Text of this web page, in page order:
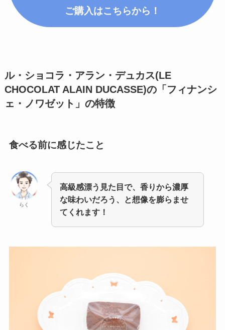
ご購入はこちらから！
ル・ショコラ・アラン・デュカス(LE
CHOCOLAT ALAIN DUCASSE)の「フィナンシ
ェ・ノワゼット」 の特徴
食べる前に感じたこと
らく
高級感漂う見た目で、香りから濃厚
な味わいだろう、と想像を膨らませ
てくれます！